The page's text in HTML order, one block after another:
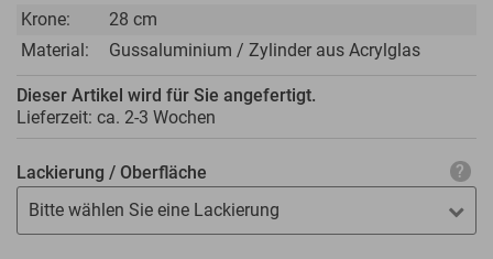
Krone:
28 cm
Material:
Gussaluminium / Zylinder aus Acrylglas
Dieser Artikel wird für Sie angefertigt.
Lieferzeit: ca. 2-3 Wochen
Lackierung / Oberfläche
Bitte wählen Sie eine Lackierung